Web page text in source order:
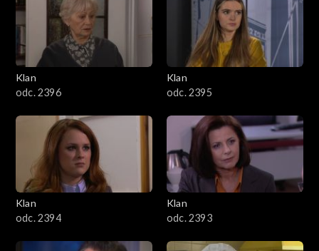
3901–4000
3801–3900
3701–3800
3601–3700
3501–3600
3401–3500
Klan
odc. 2396
Klan
odc. 2395
Klan
odc. 2394
Klan
odc. 2393